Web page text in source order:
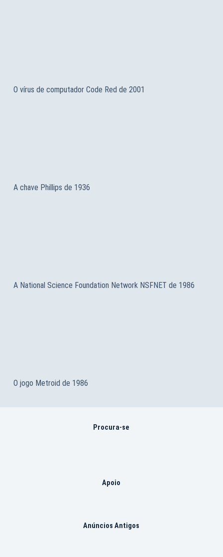
O vírus de computador Code Red de 2001
A chave Phillips de 1936
A National Science Foundation Network NSFNET de 1986
O jogo Metroid de 1986
Procura-se
Apoio
Anúncios Antigos